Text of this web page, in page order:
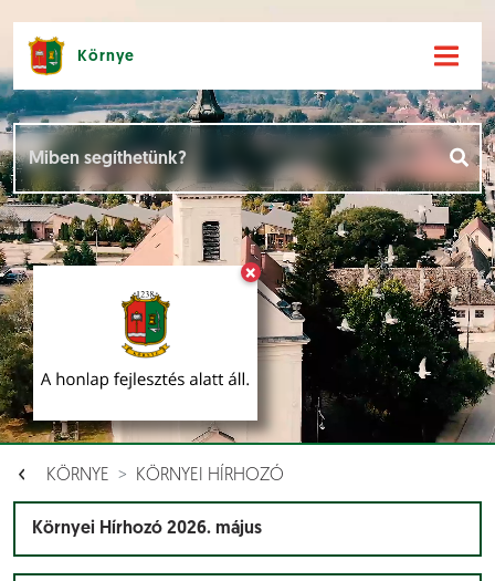
×
Környe
KÖRNYE KÖRNYEI HÍRHOZÓ
Környei Hírhozó 2026. május
Hírek [
Események []
Dokumentumok []
Aloldalak [ ]